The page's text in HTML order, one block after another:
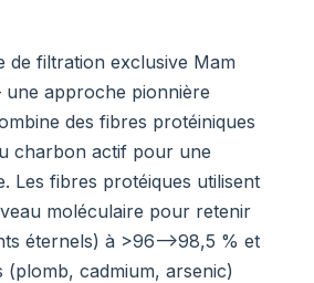
de filtration exclusive Mam
approche pionnière
des fibres protéiniques
charbon actif pour une
Les fibres protéiques utilisent
moléculaire pour retenir
éternels) à >96–>98,5 % et
(plomb, cadmium, arsenic)